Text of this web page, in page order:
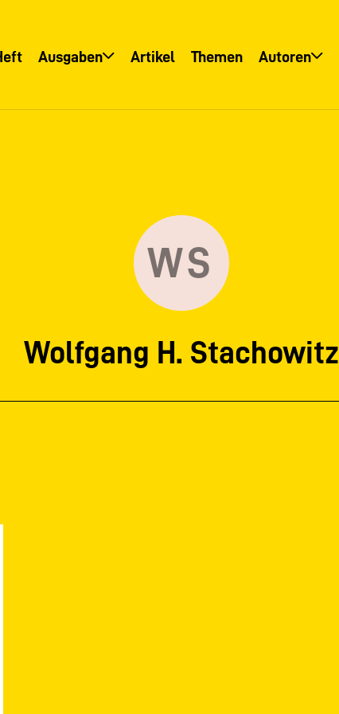
Ausgaben Artikel Themen Autoren
WS
Wolfgang H. Stachowitz